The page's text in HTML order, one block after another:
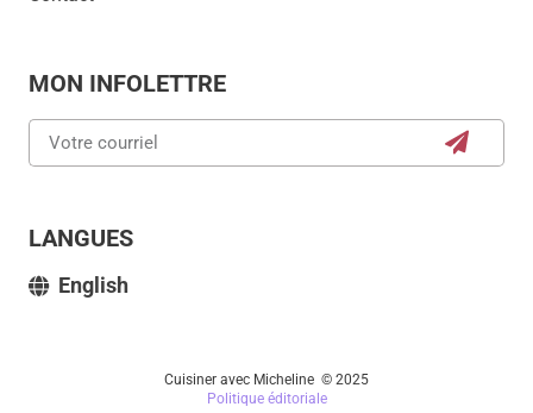
MON INFOLETTRE
LANGUES
English
Cuisiner avec Micheline © 2025
Politique éditoriale